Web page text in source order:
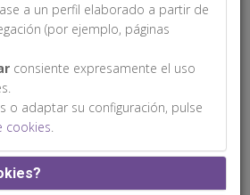
a un perfil elaborado a partir de
(por ejemplo, páginas
consiente expresamente el uso
o adaptar su configuración, pulse
cookies.
12 de marzo
20:35h.